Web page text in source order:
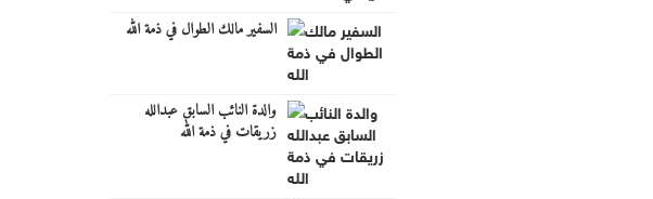
السفير مالك الطوال في ذمة الله
والدة النائب السابق عبدالله
زريقات في ذمة الله